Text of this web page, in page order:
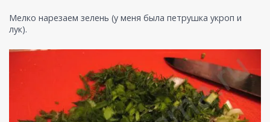
Мелко нарезаем зелень (у меня была петрушка укроп и
лук).